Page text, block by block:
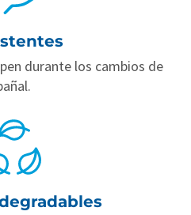
durante los cambios de